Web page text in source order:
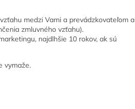
medzi Vami a prevádzkovateľom a
zmluvného vzťahu).
najdlhšie 10 rokov, ak sú
vymaže.